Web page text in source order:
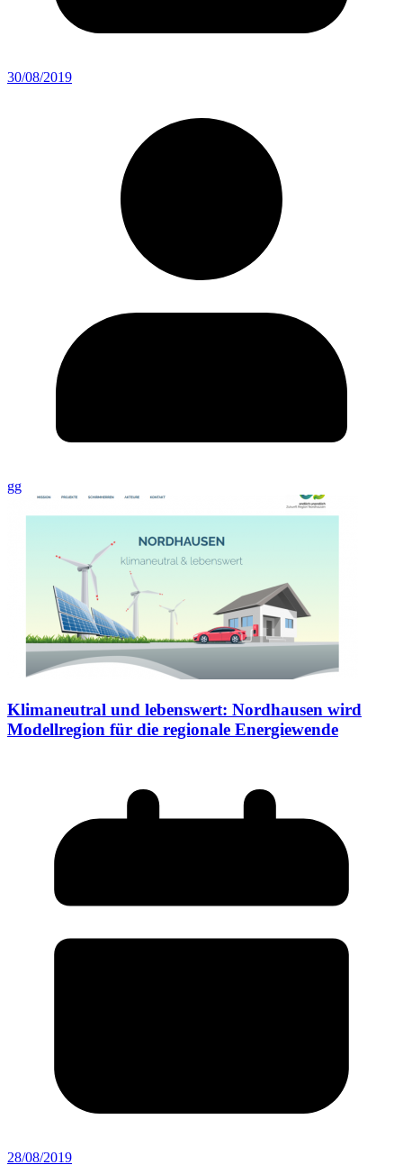
30/08/2019
gg
Klimaneutral und lebenswert: Nordhausen wird
Modellregion für die regionale Energiewende
28/08/2019